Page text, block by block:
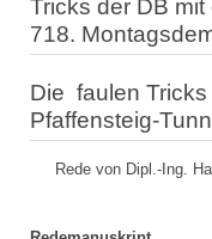
Tricks der DB
718.
Die faulen Tricks
Pfaffensteig-
Rede von Dipl.-Ing.